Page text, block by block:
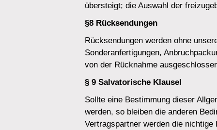
übersteigt; die Auswahl der
§8 Rücksendungen
Rücksendungen werden ohne
Sonderanfertigungen,
von der Rücknahme
§ 9 Salvatorische Klausel
Sollte eine Bestimmung dieser
werden, so bleiben die anderen
Vertragspartner werden die